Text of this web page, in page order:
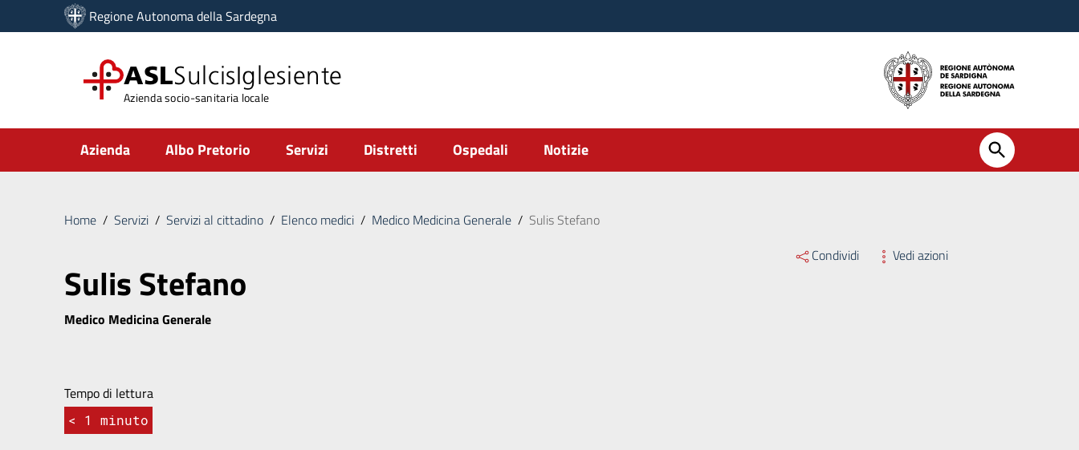
Vai ai contenuti
Vai al menu di navigazione
Regione Autonoma della Sardegna
ASLSulcisIglesiente
Azienda socio-sanitaria locale
Submenu
Azienda Albo Pretorio Servizi Distretti Ospedali Notizie
Home / Servizi / Servizi al cittadino / Elenco medici / Medico Medicina Generale / Sulis Stefano
Sulis Stefano
Medico Medicina Generale
Condividi Vedi azioni
Tempo di lettura
< 1 minuto